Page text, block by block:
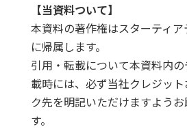
【当資料ついて】
本資料の著作権はスターティ
に帰属します。
引用・転載について本資料内
載時には、必ず当社クレジッ
ク先を明記いただけますよう
す。